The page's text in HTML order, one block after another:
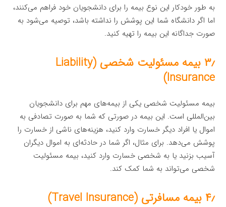
به طور خودکار این نوع بیمه را برای دانشجویان خود فراهم می‌کنند،
اما اگر دانشگاه شما این پوشش را نداشته باشد، توصیه می‌شود به
صورت جداگانه این بیمه را تهیه کنید.
۳٫ بیمه مسئولیت شخصی (Liability
Insurance)
بیمه مسئولیت شخصی یکی از بیمه‌های مهم برای دانشجویان
بین‌المللی است. این بیمه در صورتی که شما به صورت تصادفی به
اموال یا افراد دیگر خسارت وارد کنید، هزینه‌های ناشی از خسارت را
پوشش می‌دهد. برای مثال، اگر شما در حادثه‌ای به اموال دیگران
آسیب بزنید یا به شخصی خسارت وارد کنید، بیمه مسئولیت
شخصی می‌تواند به شما کمک کند.
۴٫ بیمه مسافرتی (Travel Insurance)